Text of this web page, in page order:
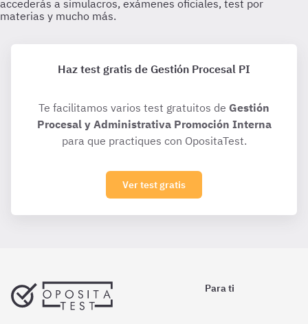
Haz test gratis de Gestión Procesal PI
Te facilitamos varios test gratuitos de Gestión
Procesal y Administrativa Promoción Interna
para que practiques con OpositaTest.
Ver test gratis
Para ti